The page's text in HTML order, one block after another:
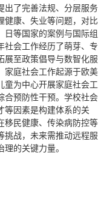
出了完善法规、分层服务
健康、失业等问题，对比
日等国家的案例与国际组
社会工作经历了萌芽、专
展至政策倡导与数智化服
家庭社会工作起源于欧美
童为中心开展家庭社会工
合预防性干预。学校社会
等因素是构建体系的关
移民健康、传染病防控等
挑战，未来需推动远程服
的关键力量。